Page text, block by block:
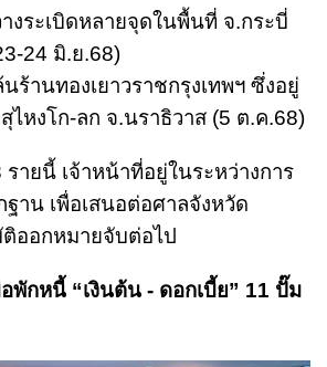
งระเบิดหลายจุดในพื้นที่ จ.กระบี่
24 มิ.ย.68)
ร้านทองเยาวราชกรุงเทพฯ ซึ่งอยู่
ไหงโก-ลก จ.นราธิวาส (5 ต.ค.68)
ายนี้ เจ้าหน้าที่อยู่ในระหว่างการ
าน เพื่อเสนอต่อศาลจังหวัด
ออกหมายจับต่อไป
พักหนี้ “เงินต้น - ดอกเบี้ย” 11 ปั๊ม